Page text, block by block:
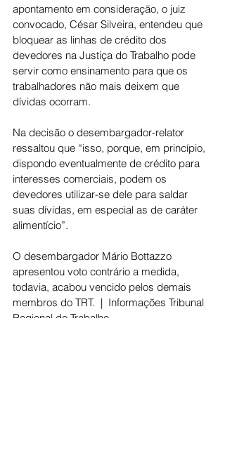
apontamento em consideração, o juiz
convocado, César Silveira, entendeu que
bloquear as linhas de crédito dos
devedores na Justiça do Trabalho pode
servir como ensinamento para que os
trabalhadores não mais deixem que
dívidas ocorram.
Na decisão o desembargador-relator
ressaltou que “isso, porque, em princípio,
dispondo eventualmente de crédito para
interesses comerciais, podem os
devedores utilizar-se dele para saldar
suas dívidas, em especial as de caráter
alimentício”.
O desembargador Mário Bottazzo
apresentou voto contrário a medida,
todavia, acabou vencido pelos demais
membros do TRT.  |  Informações Tribunal
Regional do Trabalho